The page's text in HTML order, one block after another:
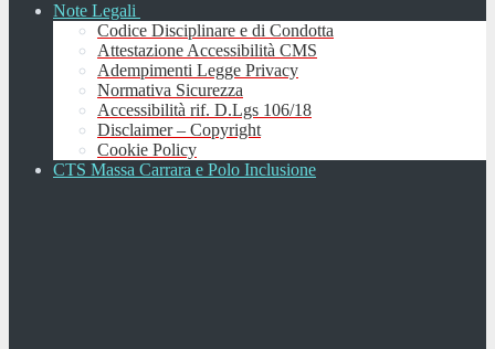
Note Legali
Codice Disciplinare e di Condotta
Attestazione Accessibilità CMS
Adempimenti Legge Privacy
Normativa Sicurezza
Accessibilità rif. D.Lgs 106/18
Disclaimer – Copyright
Cookie Policy
CTS Massa Carrara e Polo Inclusione